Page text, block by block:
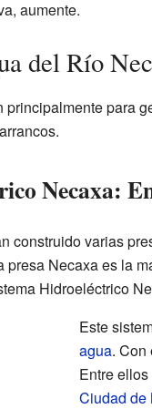
aumente.
del Río
principalmente para
Necaxa:
construido varias
Necaxa es la
Hidroeléctrico
Este
agua. Con
Entre
Ciudad de